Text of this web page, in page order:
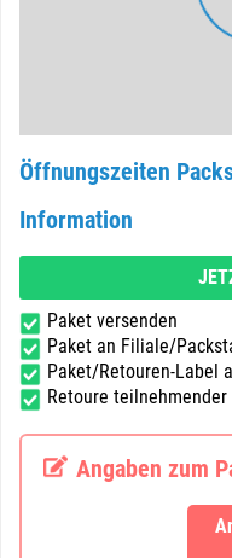
Öffnungszeiten
Information
Paket versenden
Paket an Filiale/
Paket/Retouren-Label
Retoure
Angaben zum